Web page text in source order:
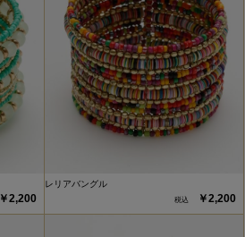
￥2,200
レリアバングル
￥2,200